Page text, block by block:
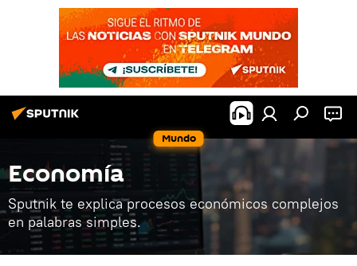
Mundo
Economía
Sputnik te explica procesos económicos complejos
en palabras simples.